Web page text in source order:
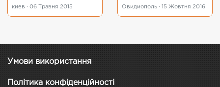
киев · 06 Травня 2015 Овидиополь · 15 Жовтня 2016
Умови використання
Політика конфіденційності